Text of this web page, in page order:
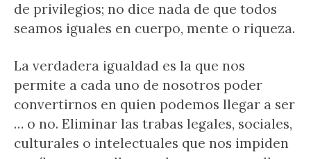
de privilegios; no dice nada de que todos
seamos iguales en cuerpo, mente o riqueza.
La verdadera igualdad es la que nos
permite a cada uno de nosotros poder
convertirnos en quien podemos llegar a ser
… o no. Eliminar las trabas legales, sociales,
culturales o intelectuales que nos impiden